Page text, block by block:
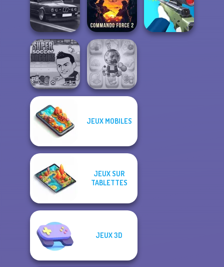
Balloon Match 3D Mirror Wizard Music Rush
Highway Cars
Traffic Racer
Commando
Force 2
Super Soccer
Noggins
Candy Shop
JEUX MOBILES
JEUX SUR
TABLETTES
JEUX 3D